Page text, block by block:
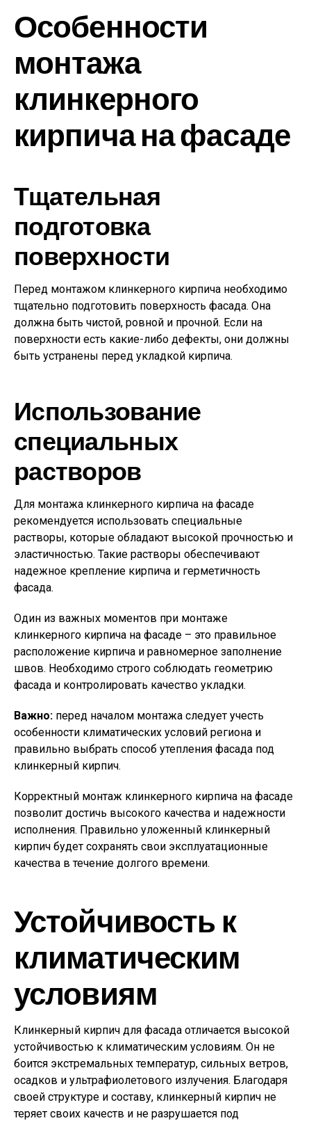
Особенности
монтажа
клинкерного
кирпича на фасаде
Тщательная
подготовка
поверхности
Перед монтажом клинкерного кирпича необходимо
тщательно подготовить поверхность фасада. Она
должна быть чистой, ровной и прочной. Если на
поверхности есть какие-либо дефекты, они должны
быть устранены перед укладкой кирпича.
Использование
специальных
растворов
Для монтажа клинкерного кирпича на фасаде
рекомендуется использовать специальные
растворы, которые обладают высокой прочностью и
эластичностью. Такие растворы обеспечивают
надежное крепление кирпича и герметичность
фасада.
Один из важных моментов при монтаже
клинкерного кирпича на фасаде – это правильное
расположение кирпича и равномерное заполнение
швов. Необходимо строго соблюдать геометрию
фасада и контролировать качество укладки.
Важно: перед началом монтажа следует учесть
особенности климатических условий региона и
правильно выбрать способ утепления фасада под
клинкерный кирпич.
Корректный монтаж клинкерного кирпича на фасаде
позволит достичь высокого качества и надежности
исполнения. Правильно уложенный клинкерный
кирпич будет сохранять свои эксплуатационные
качества в течение долгого времени.
Устойчивость к
климатическим
условиям
Клинкерный кирпич для фасада отличается высокой
устойчивостью к климатическим условиям. Он не
боится экстремальных температур, сильных ветров,
осадков и ультрафиолетового излучения. Благодаря
своей структуре и составу, клинкерный кирпич не
теряет своих качеств и не разрушается под